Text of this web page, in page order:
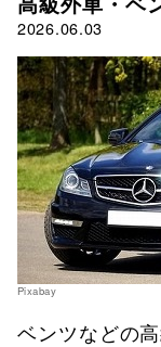
2026.06.03
Pixabay
ベンツなどの